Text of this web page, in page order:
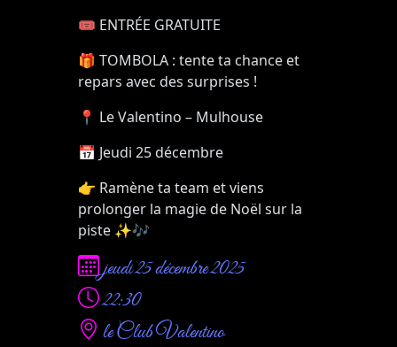
🎟 ENTRÉE GRATUITE
🎁 TOMBOLA : tente ta chance et
repars avec des surprises !
📍 Le Valentino – Mulhouse
📅 Jeudi 25 décembre
👉 Ramène ta team et viens
prolonger la magie de Noël sur la
piste ✨🎶
jeudi 25 décembre 2025
22:30
le Club Valentino